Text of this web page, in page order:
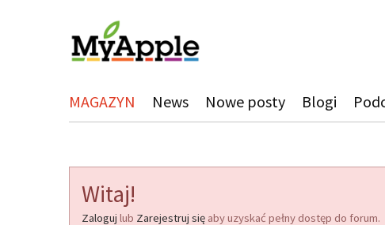
MAGAZYN News Nowe posty Blogi
Witaj!
Zaloguj lub Zarejestruj się aby uzyskać pełny dostęp do forum.